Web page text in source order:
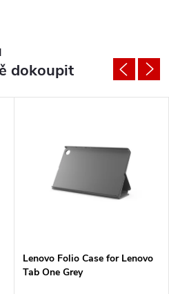
dokoupit
Lenovo Folio Case for Lenovo
Tab One Grey